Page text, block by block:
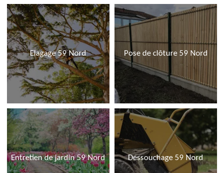
Elagage 59 Nord Pose de clôture 59 Nord
Entretien de jardin 59 Nord Dessouchage 59 Nord